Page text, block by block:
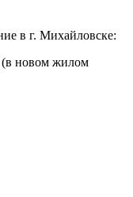
в г. Михайловске:
(в новом жилом